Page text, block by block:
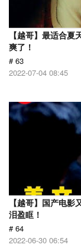
【越哥】最适合
爽了！
# 63
2022-07-04 08:45
【越哥】国产电
泪盈眶！
# 64
2022-06-30 06:54